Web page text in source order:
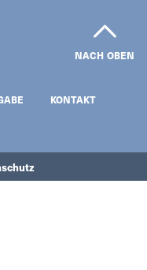
NACH OBEN
KONTAKT